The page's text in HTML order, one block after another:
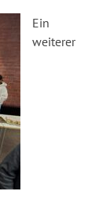
Ein
weiterer